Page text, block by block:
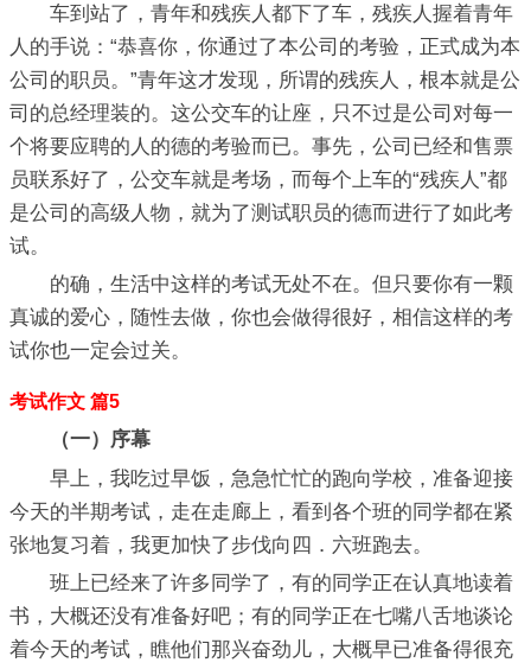
车到站了，青年和残疾人都下了车，残疾人握着青年
人的手说：“恭喜你，你通过了本公司的考验，正式成为本
公司的职员。”青年这才发现，所谓的残疾人，根本就是公
司的总经理装的。这公交车的让座，只不过是公司对每一
个将要应聘的人的德的考验而已。事先，公司已经和售票
员联系好了，公交车就是考场，而每个上车的“残疾人”都
是公司的高级人物，就为了测试职员的德而进行了如此考
试。
的确，生活中这样的考试无处不在。但只要你有一颗
真诚的爱心，随性去做，你也会做得很好，相信这样的考
试你也一定会过关。
考试作文 篇5
（一）序幕
早上，我吃过早饭，急急忙忙的跑向学校，准备迎接
今天的半期考试，走在走廊上，看到各个班的同学都在紧
张地复习着，我更加快了步伐向四．六班跑去。
班上已经来了许多同学了，有的同学正在认真地读着
书，大概还没有准备好吧；有的同学正在七嘴八舌地谈论
着今天的考试，瞧他们那兴奋劲儿，大概早已准备得很充